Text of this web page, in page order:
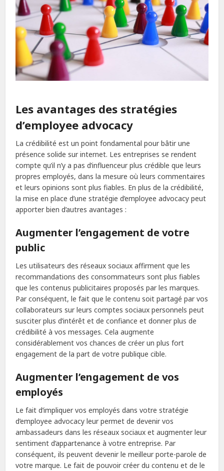
Les avantages des stratégies
d’employee advocacy
La crédibilité est un point fondamental pour bâtir une
présence solide sur internet. Les entreprises se rendent
compte qu’il n’y a pas d’influenceur plus crédible que leurs
propres employés, dans la mesure où leurs commentaires
et leurs opinions sont plus fiables. En plus de la crédibilité,
la mise en place d’une stratégie d’employee advocacy peut
apporter bien d’autres avantages :
Augmenter l’engagement de votre
public
Les utilisateurs des réseaux sociaux affirment que les
recommandations des consommateurs sont plus fiables
que les contenus publicitaires proposés par les marques.
Par conséquent, le fait que le contenu soit partagé par vos
collaborateurs sur leurs comptes sociaux personnels peut
susciter plus d’intérêt et de confiance et donner plus de
crédibilité à vos messages. Cela augmente
considérablement vos chances de créer un plus fort
engagement de la part de votre publique cible.
Augmenter l’engagement de vos
employés
Le fait d’impliquer vos employés dans votre stratégie
d’employee advocacy leur permet de devenir vos
ambassadeurs dans les réseaux sociaux et augmenter leur
sentiment d’appartenance à votre entreprise. Par
conséquent, ils peuvent devenir le meilleur porte-parole de
votre marque. Le fait de pouvoir créer du contenu et de le